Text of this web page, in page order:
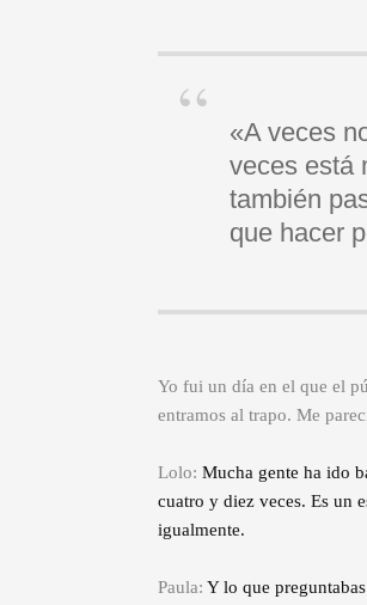
«A veces
veces está
también
que hacer
Yo fui un día en el que el
entramos al trapo. Me
Lolo: Mucha gente ha ido
cuatro y diez veces. Es un
igualmente.
Paula: Y lo que